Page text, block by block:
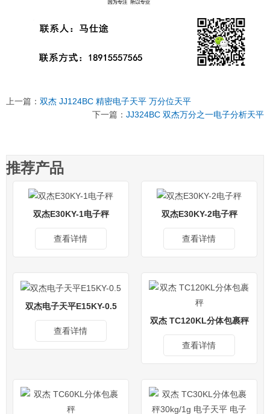
上一篇： 双杰 JJ124BC 精密电子天平 万分位天平
下一篇： JJ324BC 双杰万分之一电子分析天平
推荐产品
双杰E30KY-1电子秤
查看详情
双杰E30KY-2电子秤
查看详情
双杰电子天平E15KY-0.5
查看详情
双杰 TC120KL分体包裹秤
查看详情